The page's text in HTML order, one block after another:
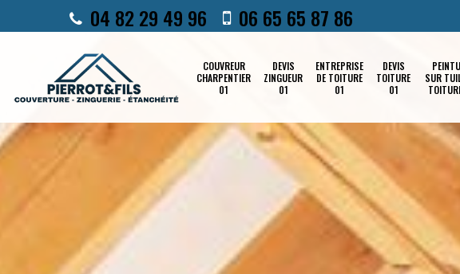
04 82 29 49 96 06 65 65 87 86
COUVREUR
CHARPENTIER
01
DEVIS
ZINGUEUR
01
ENTREPRISE
DE TOITURE
01
DEVIS
TOITURE
01
SUR